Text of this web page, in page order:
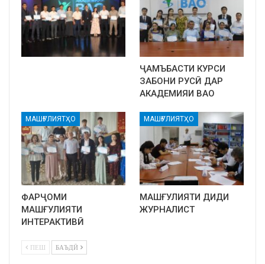
ҶАМЪБАСТИ КУРСИ
ЗАБОНИ РУСӢ ДАР
АКАДЕМИЯИ ВАО
МАШҒУЛИЯТҲО
ФАРҶОМИ
МАШҒУЛИЯТИ
ИНТЕРАКТИВӢ
МАШҒУЛИЯТҲО
МАШҒУЛИЯТИ ДИДИ
ЖУРНАЛИСТ
ПЕШ БАЪДӢ